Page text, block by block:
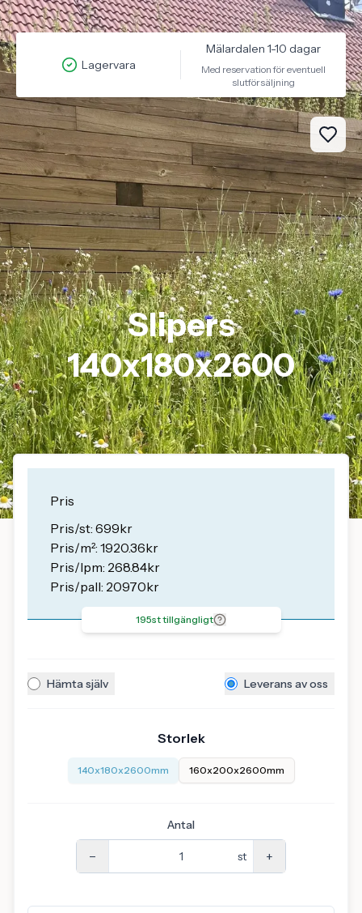
Slipers
140x180x2600
Lagervara
Mälardalen 1-10 dagar
Med reservation för eventuell
slutförsäljning
Pris
Pris/st: 699kr
Pris/m²: 1920.36kr
Pris/lpm: 268.84kr
Pris/pall: 20970kr
195st tillgängligt
Hämta själv Leverans av oss
Storlek
140x180x2600mm 160x200x2600mm
Antal
− st +